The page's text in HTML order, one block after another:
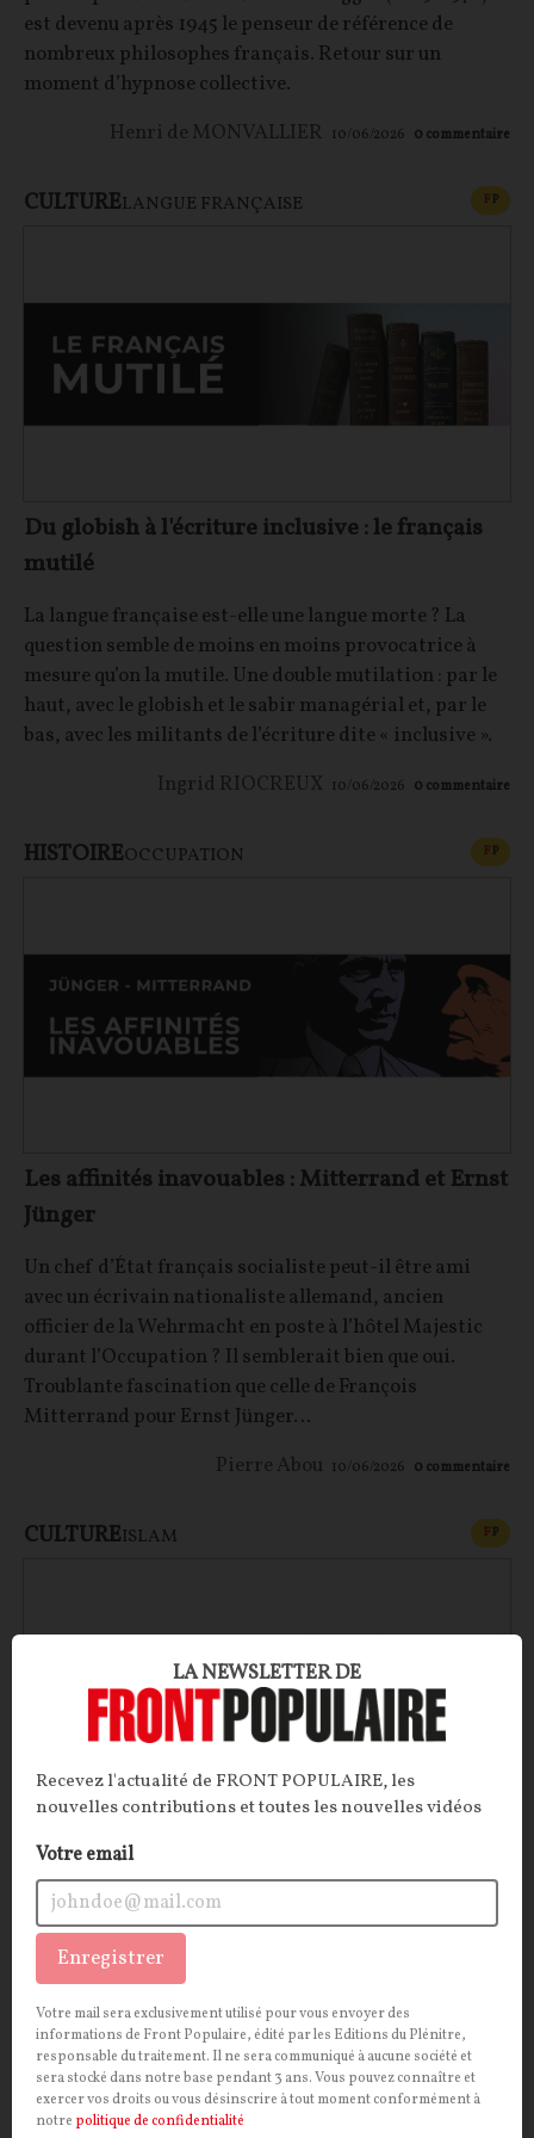
est devenu après 1945 le penseur de référence de
nombreux philosophes français. Retour sur un
moment d’hypnose collective.
Henri de MONVALLIER 10/06/2026 0 commentaire
CULTURELANGUE FRANÇAISE FP
Du globish à l'écriture inclusive : le français
mutilé
La langue française est-elle une langue morte ? La
question semble de moins en moins provocatrice à
mesure qu’on la mutile. Une double mutilation : par le
haut, avec le globish et le sabir managérial et, par le
bas, avec les militants de l’écriture dite « inclusive ».
Ingrid RIOCREUX 10/06/2026 0 commentaire
HISTOIREOCCUPATION FP
Les affinités inavouables : Mitterrand et Ernst
Jünger
Un chef d’État français socialiste peut-il être ami
avec un écrivain nationaliste allemand, ancien
officier de la Wehrmacht en poste à l’hôtel Majestic
durant l’Occupation ? Il semblerait bien que oui.
Troublante fascination que celle de François
Mitterrand pour Ernst Jünger…
Pierre Abou 10/06/2026 0 commentaire
CULTUREISLAM FP
Fascination islamophile
Sujet délicat, l’islam ? Pas pour Ferghane Azihari qui
s’insurge contre la soumission des élites françaises à
une religion qu’il considère en porte à faux avec les
principes républicains et les valeurs portées par la
modernité libérale.
Ferghane Azihari 10/06/2026 1commentaire
LA NEWSLETTER DE
Recevez l'actualité de FRONT POPULAIRE, les
nouvelles contributions et toutes les nouvelles vidéos
Votre email
Enregistrer
Votre mail sera exclusivement utilisé pour vous envoyer des
informations de Front Populaire, édité par les Editions du Plénitre,
responsable du traitement. Il ne sera communiqué à aucune société et
sera stocké dans notre base pendant 3 ans. Vous pouvez connaître et
exercer vos droits ou vous désinscrire à tout moment conformément à
notre politique de confidentialité